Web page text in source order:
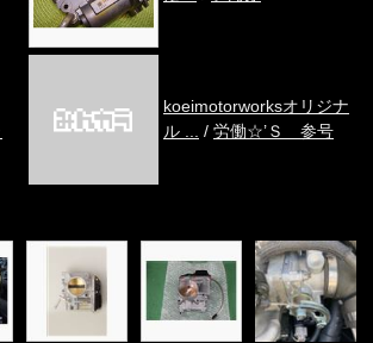
koeimotorworksオリジナ
ル ...
/ 労働☆’Ｓ 参号